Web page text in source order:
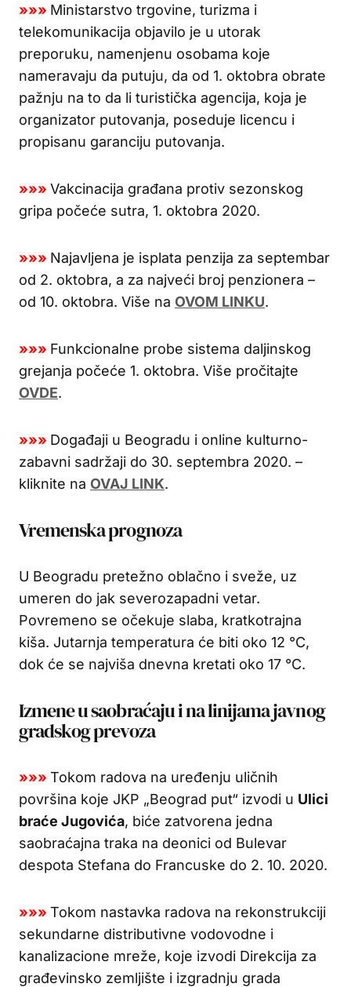
»»» Ministarstvo trgovine, turizma i
telekomunikacija objavilo je u utorak
preporuku, namenjenu osobama koje
nameravaju da putuju, da od 1. oktobra obrate
pažnju na to da li turistička agencija, koja je
organizator putovanja, poseduje licencu i
propisanu garanciju putovanja.
»»» Vakcinacija građana protiv sezonskog
gripa počeće sutra, 1. oktobra 2020.
»»» Najavljena je isplata penzija za septembar
od 2. oktobra, a za najveći broj penzionera –
od 10. oktobra. Više na OVOM LINKU.
»»» Funkcionalne probe sistema daljinskog
grejanja počeće 1. oktobra. Više pročitajte
OVDE.
»»» Događaji u Beogradu i online kulturno-
zabavni sadržaji do 30. septembra 2020. –
kliknite na OVAJ LINK.
Vremenska prognoza
U Beogradu pretežno oblačno i sveže, uz
umeren do jak severozapadni vetar.
Povremeno se očekuje slaba, kratkotrajna
kiša. Jutarnja temperatura će biti oko 12 °C,
dok će se najviša dnevna kretati oko 17 °C.
Izmene u saobraćaju i na linijama javnog
gradskog prevoza
»»» Tokom radova na uređenju uličnih
površina koje JKP „Beograd put“ izvodi u Ulici
braće Jugovića, biće zatvorena jedna
saobraćajna traka na deonici od Bulevar
despota Stefana do Francuske do 2. 10. 2020.
»»» Tokom nastavka radova na rekonstrukciji
sekundarne distributivne vodovodne i
kanalizacione mreže, koje izvodi Direkcija za
građevinsko zemljište i izgradnju grada